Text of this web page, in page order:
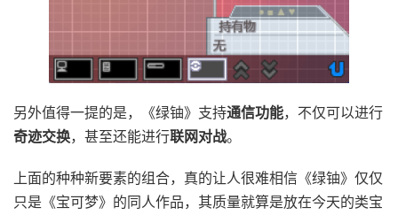
另外值得一提的是，《绿铀》支持通信功能，不仅可以进行
奇迹交换，甚至还能进行联网对战。
上面的种种新要素的组合，真的让人很难相信《绿铀》仅仅
只是《宝可梦》的同人作品，其质量就算是放在今天的类宝